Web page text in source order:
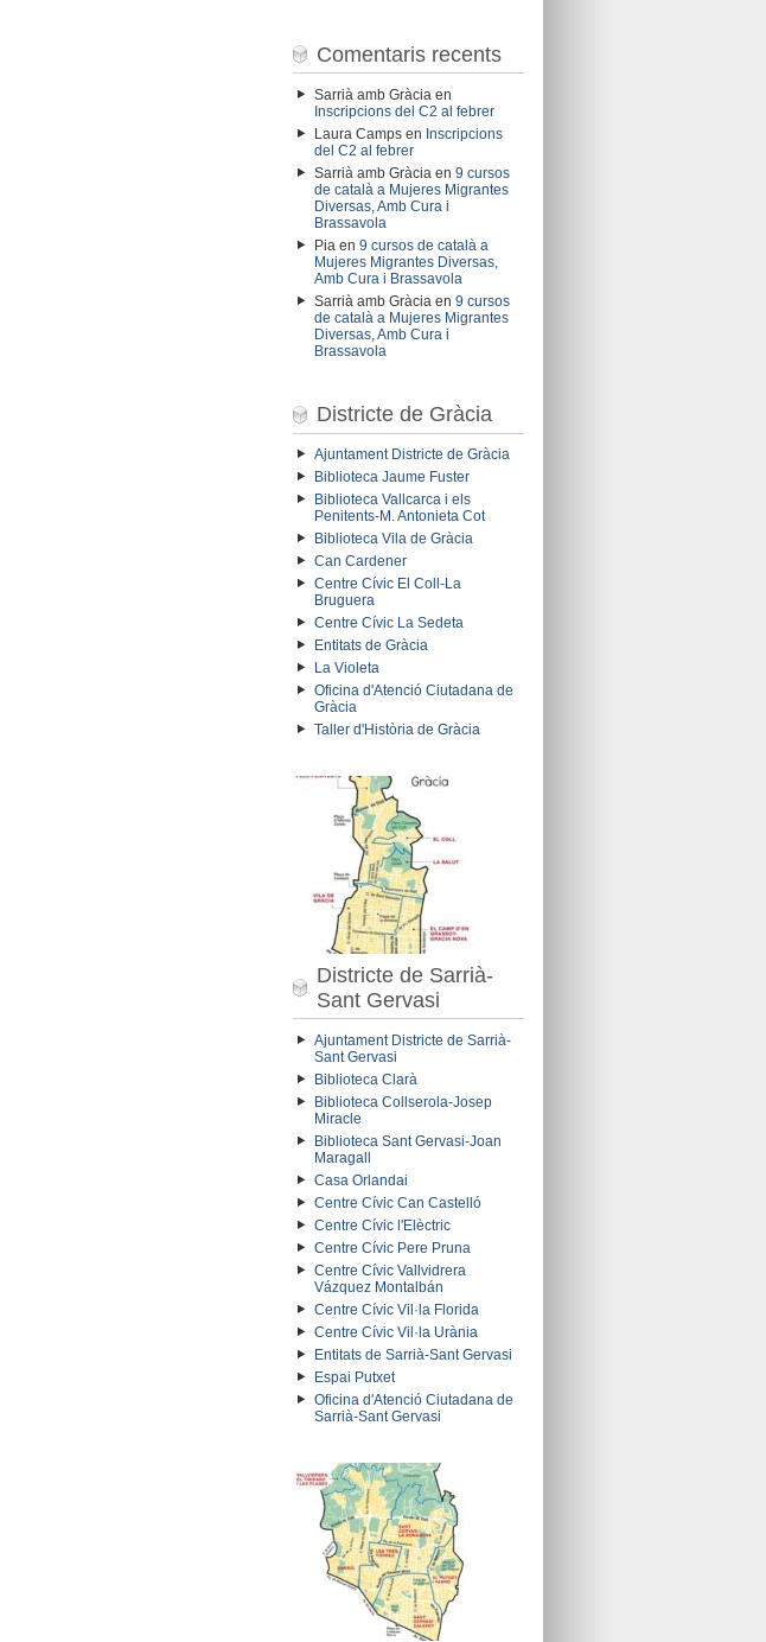
Comentaris recents
Sarrià amb Gràcia en
Inscripcions del C2 al febrer
Laura Campsen Inscripcions
del C2 al febrer
Sarrià amb Gràcia en 9 cursos
de català a Mujeres Migrantes
Diversas, Amb Cura i
Brassavola
Pia en 9 cursos de català a
Mujeres Migrantes Diversas,
Amb Cura i Brassavola
Sarrià amb Gràcia en 9 cursos
de català a Mujeres Migrantes
Diversas, Amb Cura i
Brassavola
Districte de Gràcia
Ajuntament Districte de Gràcia
Biblioteca Jaume Fuster
Biblioteca Vallcarca i els
Penitents-M. Antonieta Cot
Biblioteca Vila de Gràcia
Can Cardener
Centre Cívic El Coll-La
Bruguera
Centre Cívic La Sedeta
Entitats de Gràcia
La Violeta
Oficina d'Atenció Ciutadana de
Gràcia
Taller d'Història de Gràcia
Districte de Sarrià-
Sant Gervasi
Ajuntament Districte de Sarrià-
Sant Gervasi
Biblioteca Clarà
Biblioteca Collserola-Josep
Miracle
Biblioteca Sant Gervasi-Joan
Maragall
Casa Orlandai
Centre Cívic Can Castelló
Centre Cívic l'Elèctric
Centre Cívic Pere Pruna
Centre Cívic Vallvidrera
Vázquez Montalbán
Centre Cívic Vil·la Florida
Centre Cívic Vil·la Urània
Entitats de Sarrià-Sant Gervasi
Espai Putxet
Oficina d'Atenció Ciutadana de
Sarrià-Sant Gervasi